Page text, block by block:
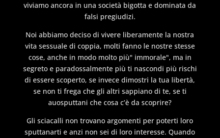
viviamo ancora in una società bigotta e dominata da
falsi pregiudizi.
Noi abbiamo deciso di vivere liberamente la nostra
vita sessuale di coppia, molti fanno le nostre stesse
cose, anche in modo molto più" immorale", ma in
segreto e paradossalmente più ti nascondi più rischi
di essere scoperto, se invece dimostri la tua libertà,
se non ti frega che gli altri sappiano di te, se ti
auosputtani che cosa c’è da scoprire?
Gli sciacalli non trovano argomenti per poterti loro
sputtanarti e anzi non sei di loro interesse. Quando